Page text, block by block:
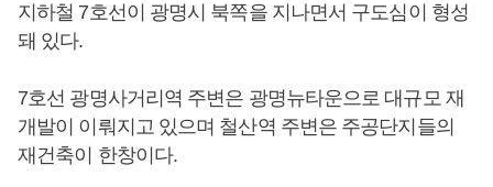
지하철 7호선이 광명시 북쪽을 지나면서 구도심이 형성
돼 있다.
7호선 광명사거리역 주변은 광명뉴타운으로 대규모 재
개발이 이뤄지고 있으며 철산역 주변은 주공단지들의
재건축이 한창이다.